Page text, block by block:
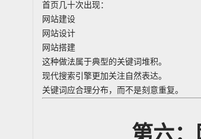
首页几十次出现：
网站建设
网站设计
网站搭建
这种做法属于典型的关键词堆积。
现代搜索引擎更加关注自然表达。
关键词应合理分布，而不是刻意重复。